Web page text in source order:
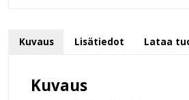
Kuvaus Lisätiedot Lataa
Kuvaus